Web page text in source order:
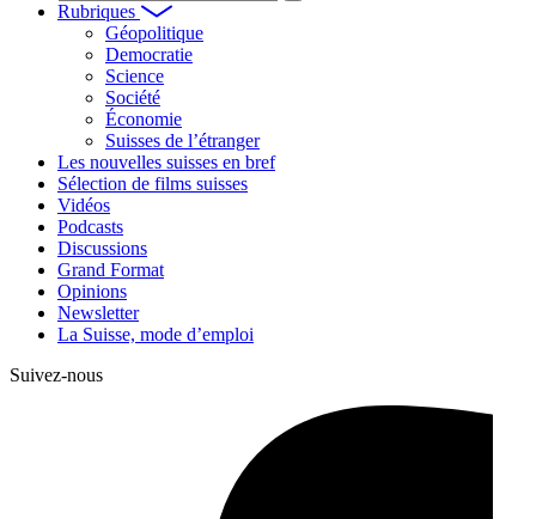
Rubriques
Géopolitique
Democratie
Science
Société
Économie
Suisses de l’étranger
Les nouvelles suisses en bref
Sélection de films suisses
Vidéos
Podcasts
Discussions
Grand Format
Opinions
Newsletter
La Suisse, mode d’emploi
Suivez-nous